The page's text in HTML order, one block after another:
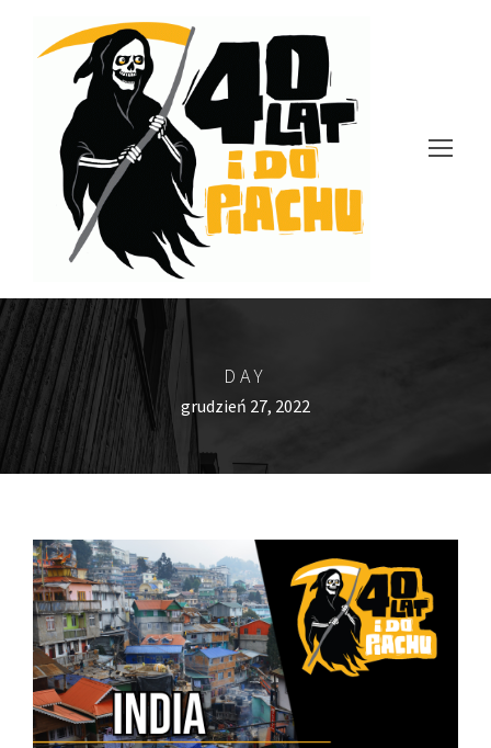
DAY
grudzień 27, 2022